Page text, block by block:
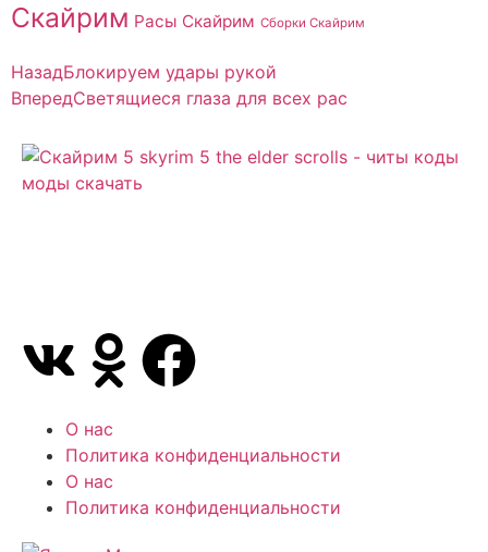
Скайрим Расы Скайрим Сборки Скайрим
НазадБлокируем удары рукой
ВпередСветящиеся глаза для всех рас
О нас
Политика конфиденциальности
О нас
Политика конфиденциальности